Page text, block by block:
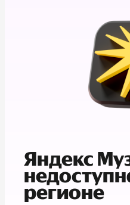
Яндекс
регионе